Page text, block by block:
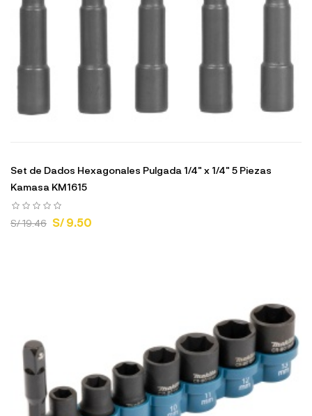
Set de Dados Hexagonales Pulgada 1/4" x 1/4" 5 Piezas
Kamasa KM1615
S/ 19.46 S/ 9.50